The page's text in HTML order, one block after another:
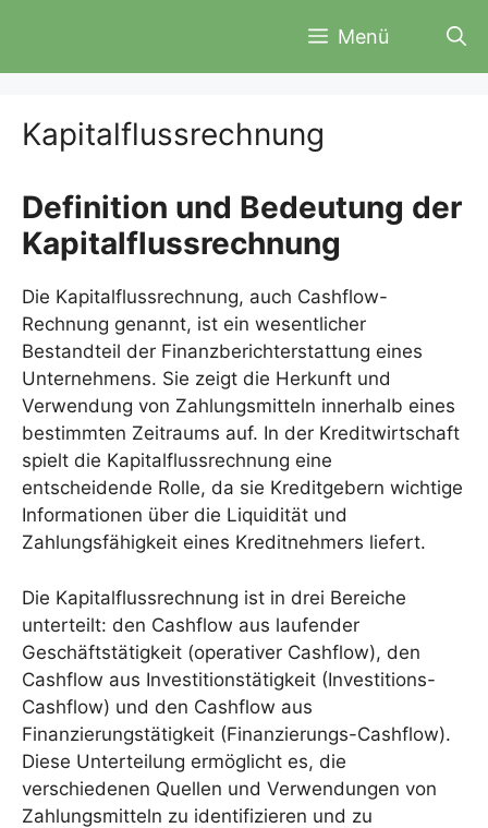
Menü
Kapitalflussrechnung
Definition und Bedeutung der
Kapitalflussrechnung
Die Kapitalflussrechnung, auch Cashflow-
Rechnung genannt, ist ein wesentlicher
Bestandteil der Finanzberichterstattung eines
Unternehmens. Sie zeigt die Herkunft und
Verwendung von Zahlungsmitteln innerhalb eines
bestimmten Zeitraums auf. In der Kreditwirtschaft
spielt die Kapitalflussrechnung eine
entscheidende Rolle, da sie Kreditgebern wichtige
Informationen über die Liquidität und
Zahlungsfähigkeit eines Kreditnehmers liefert.
Die Kapitalflussrechnung ist in drei Bereiche
unterteilt: den Cashflow aus laufender
Geschäftstätigkeit (operativer Cashflow), den
Cashflow aus Investitionstätigkeit (Investitions-
Cashflow) und den Cashflow aus
Finanzierungstätigkeit (Finanzierungs-Cashflow).
Diese Unterteilung ermöglicht es, die
verschiedenen Quellen und Verwendungen von
Zahlungsmitteln zu identifizieren und zu